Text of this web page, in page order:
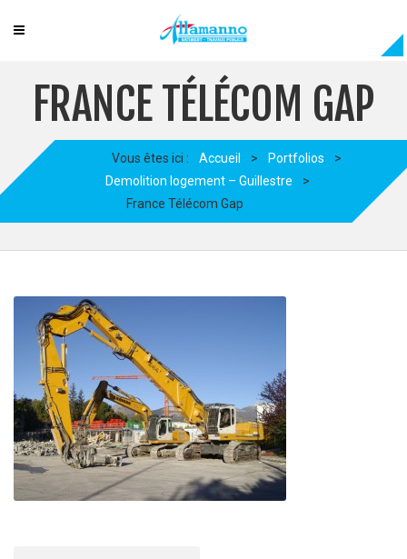
FRANCE TÉLÉCOM GAP
Vous êtes ici : Accueil > Portfolios
>
Demolition logement – Guillestre
>
France Télécom Gap